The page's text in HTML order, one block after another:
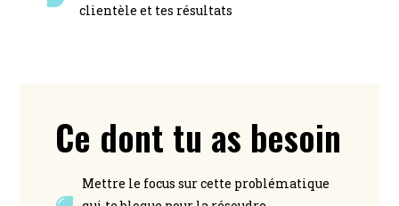
clientèle et tes résultats
Ce dont tu as besoin
Mettre le focus sur cette problématique